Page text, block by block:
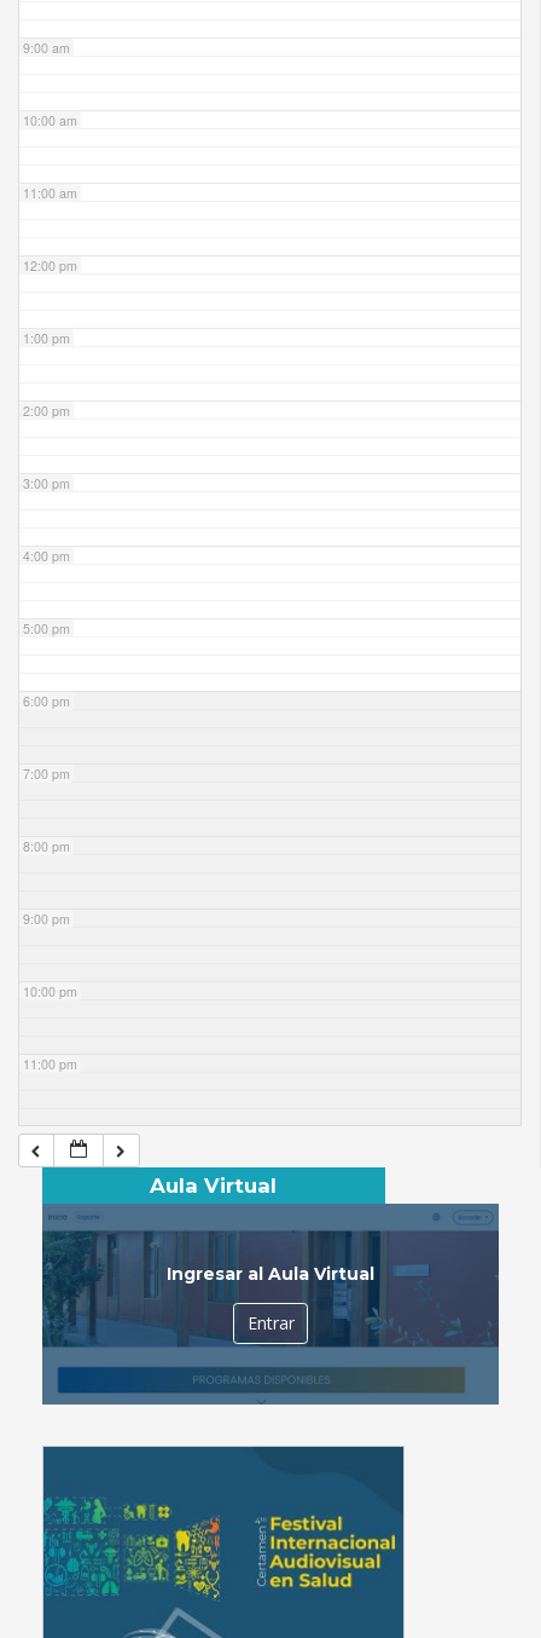
9:00 am
10:00 am
11:00 am
12:00 pm
1:00 pm
2:00 pm
3:00 pm
4:00 pm
5:00 pm
6:00 pm
7:00 pm
8:00 pm
9:00 pm
10:00 pm
11:00 pm
Aula Virtual
Ingresar al Aula Virtual
Entrar